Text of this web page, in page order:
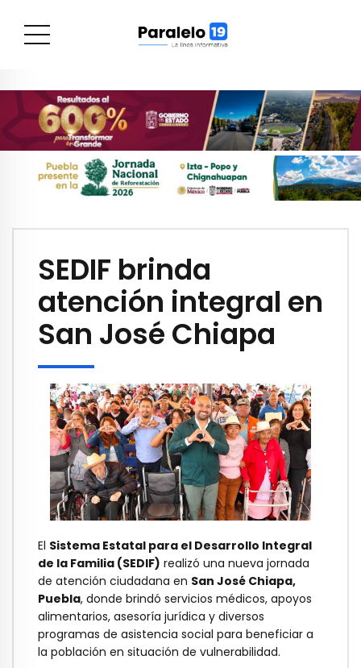
SEDIF brinda
atención integral en
San José Chiapa
El Sistema Estatal para el Desarrollo Integral
de la Familia (SEDIF) realizó una nueva jornada
de atención ciudadana en San José Chiapa,
Puebla, donde brindó servicios médicos, apoyos
alimentarios, asesoría jurídica y diversos
programas de asistencia social para beneficiar a
la población en situación de vulnerabilidad.